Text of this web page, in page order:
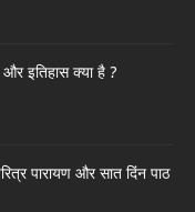
इतिहास क्या है ?
पारायण और सात दिंन पाठ